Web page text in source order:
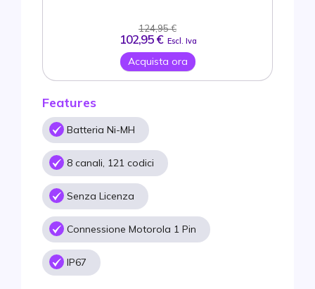
Features
Batteria Ni-MH
8 canali, 121 codici
Senza Licenza
Connessione Motorola 1 Pin
IP67
124,95 €
102,95 € Escl. Iva
Acquista ora